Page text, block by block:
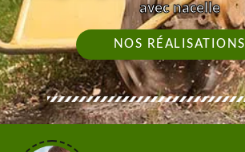
avec nacelle
NOS RÉALISATIONS